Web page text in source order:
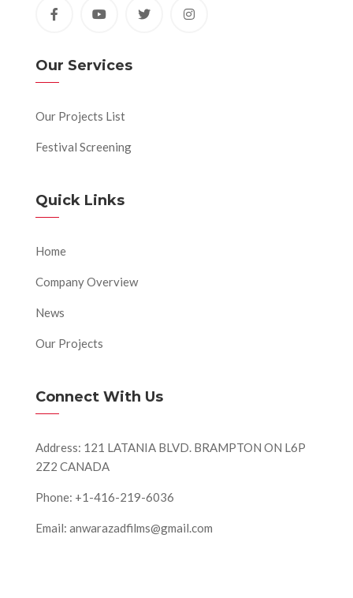
Our Services
Our Projects List
Festival Screening
Quick Links
Home
Company Overview
News
Our Projects
Connect With Us
Address: 121 LATANIA BLVD. BRAMPTON ON L6P
2Z2 CANADA
Phone: +1-416-219-6036
Email: anwarazadfilms@gmail.com